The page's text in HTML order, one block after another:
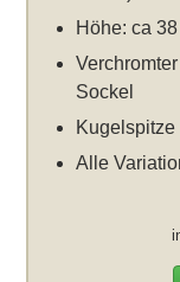
Höhe: ca
Sockel
Kugelspitze
Alle